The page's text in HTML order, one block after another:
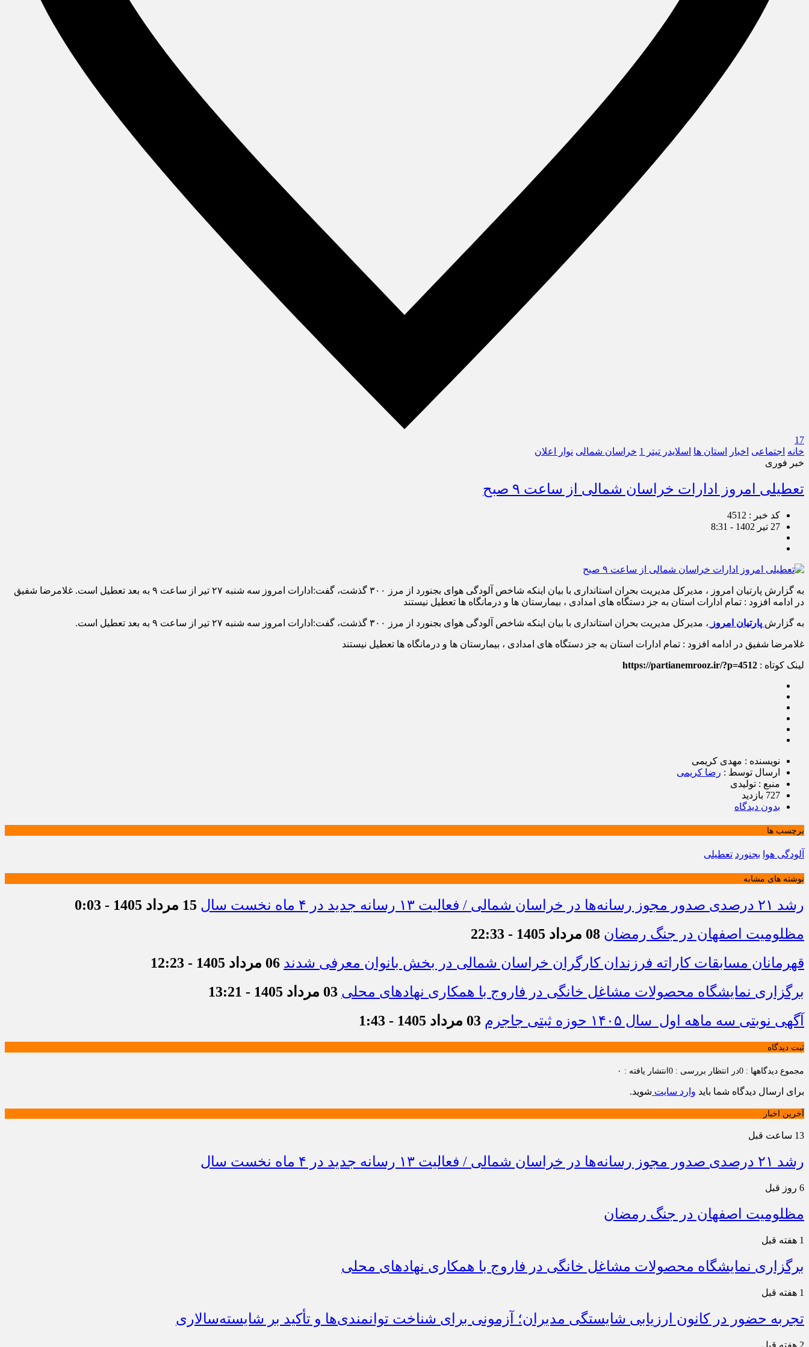
17
خانه اجتماعی اخبار استان ها اسلایدر تیتر 1 خراسان شمالی نوار اعلان
خبر فوری
تعطیلی امروز ادارات خراسان شمالی از ساعت ۹ صبح
کد خبر : 4512
27 تیر 1402 - 8:31
به گزارش پارتیان امروز ، مدیرکل مدیریت بحران استانداری با بیان اینکه شاخص آلودگی هوای بجنورد از مرز ۳۰۰ گذشت، گفت:ادارات امروز سه شنبه ۲۷ تیر از ساعت ۹ به بعد تعطیل است. غلامرضا شفیق
در ادامه افزود : تمام ادارات استان به جز دستگاه های امدادی ، بیمارستان ها و درمانگاه ها تعطیل نیستند
به گزارش پارتیان امروز ، مدیرکل مدیریت بحران استانداری با بیان اینکه شاخص آلودگی هوای بجنورد از مرز ۳۰۰ گذشت، گفت:ادارات امروز سه شنبه ۲۷ تیر از ساعت ۹ به بعد تعطیل است.
غلامرضا شفیق در ادامه افزود : تمام ادارات استان به جز دستگاه های امدادی ، بیمارستان ها و درمانگاه ها تعطیل نیستند
لینک کوتاه : https://partianemrooz.ir/?p=4512
نویسنده : مهدی کریمی
ارسال توسط : رضا کریمی
منبع : تولیدی
727 بازدید
بدون دیدگاه
برچسب ها
آلودگی هوا بجنورد تعطیلی
نوشته های مشابه
رشد ۲۱ درصدی صدور مجوز رسانه‌ها در خراسان شمالی / فعالیت ۱۳ رسانه جدید در ۴ ماه نخست سال
15 مرداد 1405 - 0:03
مظلومیت اصفهان در جنگ رمضان 08 مرداد 1405 - 22:33
قهرمانان مسابقات کاراته فرزندان کارگران خراسان شمالی در بخش بانوان معرفی شدند 06 مرداد 1405 - 12:23
برگزاری نمایشگاه محصولات مشاغل خانگی در فاروج با همکاری نهادهای محلی 03 مرداد 1405 - 13:21
آگهی نوبتی سه ماهه اول سال ۱۴۰۵ حوزه ثبتی جاجرم
03 مرداد 1405 - 1:43
ثبت دیدگاه
مجموع دیدگاهها : 0 در انتظار بررسی : 0 انتشار یافته : ۰
برای ارسال دیدگاه شما باید وارد سایت شوید.
آخرین اخبار
13 ساعت قبل
رشد ۲۱ درصدی صدور مجوز رسانه‌ها در خراسان شمالی / فعالیت ۱۳ رسانه جدید در ۴ ماه نخست سال
6 روز قبل
مظلومیت اصفهان در جنگ رمضان
1 هفته قبل
برگزاری نمایشگاه محصولات مشاغل خانگی در فاروج با همکاری نهادهای محلی
1 هفته قبل
تجربه حضور در کانون ارزیابی شایستگی مدیران؛ آزمونی برای شناخت توانمندی‌ها و تأکید بر شایسته‌سالاری
2 هفته قبل